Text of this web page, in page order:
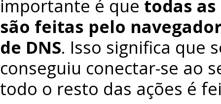
importante é que todas
são feitas pelo
de DNS. Isso significa que
conseguiu conectar-se ao
todo o resto das ações é